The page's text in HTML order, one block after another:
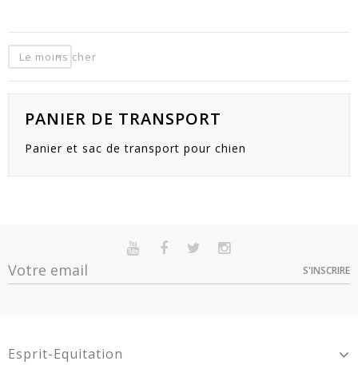
Le moins cher
PANIER DE TRANSPORT
Panier et sac de transport pour chien
S'INSCRIRE
Esprit-Equitation